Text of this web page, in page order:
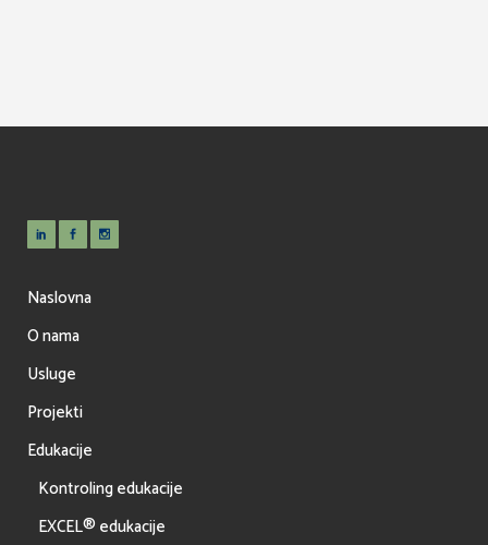
Naslovna
O nama
Usluge
Projekti
Edukacije
Kontroling edukacije
EXCEL® edukacije